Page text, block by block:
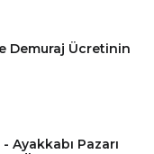
Demuraj Ücretinin
Ayakkabı Pazarı